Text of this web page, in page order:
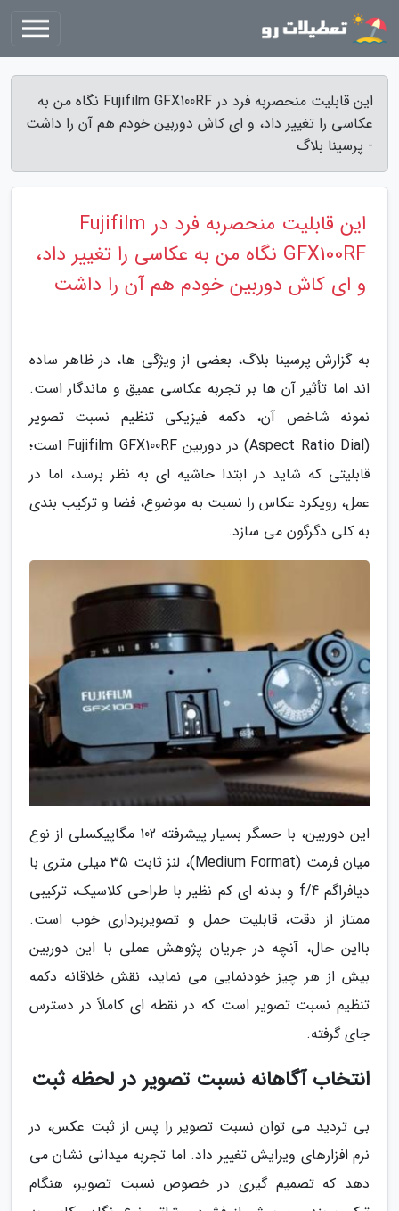
این قابلیت منحصربه فرد در Fujifilm GFX100RF نگاه من به
عکاسی را تغییر داد، و ای کاش دوربین خودم هم آن را داشت
- پرسینا بلاگ
این قابلیت منحصربه فرد در Fujifilm
GFX100RF نگاه من به عکاسی را تغییر داد،
و ای کاش دوربین خودم هم آن را داشت
به گزارش پرسینا بلاگ، بعضی از ویژگی ها، در ظاهر ساده
اند اما تأثیر آن ها بر تجربه عکاسی عمیق و ماندگار است.
نمونه شاخص آن، دکمه فیزیکی تنظیم نسبت تصویر
(Aspect Ratio Dial) در دوربین Fujifilm GFX100RF است؛
قابلیتی که شاید در ابتدا حاشیه ای به نظر برسد، اما در
عمل، رویکرد عکاس را نسبت به موضوع، فضا و ترکیب بندی
به کلی دگرگون می سازد.
این دوربین، با حسگر بسیار پیشرفته 102 مگاپیکسلی از نوع
میان فرمت (Medium Format)، لنز ثابت 35 میلی متری با
دیافراگم f/4 و بدنه ای کم نظیر با طراحی کلاسیک، ترکیبی
ممتاز از دقت، قابلیت حمل و تصویربرداری خوب است.
بااین حال، آنچه در جریان پژوهش عملی با این دوربین
بیش از هر چیز خودنمایی می نماید، نقش خلاقانه دکمه
تنظیم نسبت تصویر است که در نقطه ای کاملاً در دسترس
جای گرفته.
انتخاب آگاهانه نسبت تصویر در لحظه ثبت
بی تردید می توان نسبت تصویر را پس از ثبت عکس، در
نرم افزارهای ویرایش تغییر داد. اما تجربه میدانی نشان می
دهد که تصمیم گیری در خصوص نسبت تصویر، هنگام